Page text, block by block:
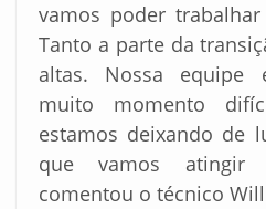
vamos poder
Tanto a parte da
altas. Nossa equipe
muito momento
estamos deixando de
que vamos atingir
comentou o técnico